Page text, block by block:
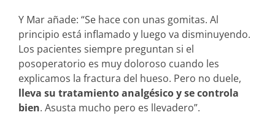
Y Mar añade: “Se hace con unas gomitas. Al
principio está inflamado y luego va disminuyendo.
Los pacientes siempre preguntan si el
posoperatorio es muy doloroso cuando les
explicamos la fractura del hueso. Pero no duele,
lleva su tratamiento analgésico y se controla
bien. Asusta mucho pero es llevadero”.